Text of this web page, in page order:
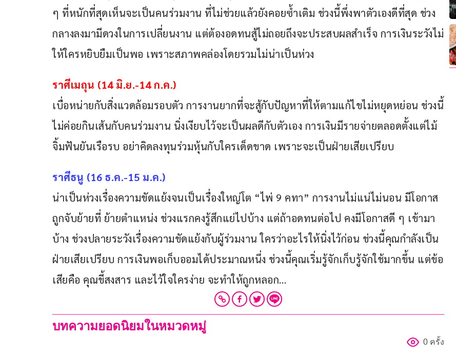
ๆ ที่หนักที่สุดเห็นจะเป็นคนร่วมงาน ที่ไม่ช่วยแล้วยังคอยซ้ำเติม ช่วงนี้พึ่งพาตัวเองดีที่สุด ช่วง
กลางลงมามีดวงในการเปลี่ยนงาน แต่ต้องอดทนสู้ไม่ถอยถึงจะประสบผลสำเร็จ การเงินระวังไม่
ให้ใครหยิบยืมเป็นพอ เพราะสภาพคล่องโดยรวมไม่น่าเป็นห่วง
ราศีเมถุน (14 มิ.ย.-14 ก.ค.)
เบื่อหน่ายกับสิ่งแวดล้อมรอบตัว การงานยากที่จะสู้กับปัญหาที่ให้ตามแก้ไขไม่หยุดหย่อน ช่วงนี้
ไม่ค่อยกินเส้นกับคนร่วมงาน นิ่งเงียบไว้จะเป็นผลดีกับตัวเอง การเงินมีรายจ่ายตลอดตั้งแต่ไม้
จิ้มฟันยันเรือรบ อย่าคิดลงทุนร่วมหุ้นกับใครเด็ดขาด เพราะจะเป็นฝ่ายเสียเปรียบ
ราศีธนู (16 ธ.ค.-15 ม.ค.)
น่าเป็นห่วงเรื่องความขัดแย้งจนเป็นเรื่องใหญ่โต “ไพ่ 9 คทา” การงานไม่แน่ไม่นอน มีโอกาส
ถูกจับย้ายที่ ย้ายตำแหน่ง ช่วงแรกคงรู้สึกแย่ไปบ้าง แต่ถ้าอดทนต่อไป คงมีโอกาสดี ๆ เข้ามา
บ้าง ช่วงปลายระวังเรื่องความขัดแย้งกับผู้ร่วมงาน ใครว่าอะไรให้นิ่งไว้ก่อน ช่วงนี้คุณกำลังเป็น
ฝ่ายเสียเปรียบ การเงินพอเก็บออมได้ประมาณหนึ่ง ช่วงนี้คุณเริ่มรู้จักเก็บรู้จักใช้มากขึ้น แต่ข้อ
เสียคือ คุณขี้สงสาร และไว้ใจใครง่าย จะทำให้ถูกหลอก…
บทความยอดนิยมในหมวดหมู่
0 ครั้ง